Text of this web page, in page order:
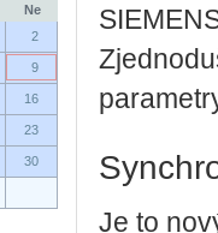
Ne
2
9
16
23
30
Je to